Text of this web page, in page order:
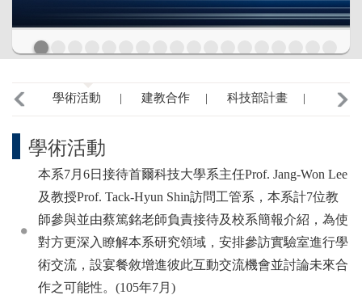
學術活動 | 建教合作 | 科技部計畫 | 最新
學術活動
本系7月6日接待首爾科技大學系主任Prof. Jang-Won Lee
及教授Prof. Tack-Hyun Shin訪問工管系，本系計7位教
師參與並由蔡篤銘老師負責接待及校系簡報介紹，為使
對方更深入瞭解本系研究領域，安排參訪實驗室進行學
術交流，設宴餐敘增進彼此互動交流機會並討論未來合
作之可能性。(105年7月)